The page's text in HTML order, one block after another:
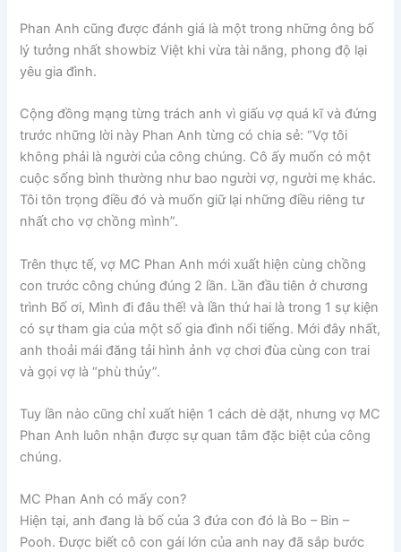
Phan Anh cũng được đánh giá là một trong những ông bố
lý tưởng nhất showbiz Việt khi vừa tài năng, phong độ lại
yêu gia đình.
Cộng đồng mạng từng trách anh vì giấu vợ quá kĩ và đứng
trước những lời này Phan Anh từng có chia sẻ: “Vợ tôi
không phải là người của công chúng. Cô ấy muốn có một
cuộc sống bình thường như bao người vợ, người mẹ khác.
Tôi tôn trọng điều đó và muốn giữ lại những điều riêng tư
nhất cho vợ chồng mình”.
Trên thực tế, vợ MC Phan Anh mới xuất hiện cùng chồng
con trước công chúng đúng 2 lần. Lần đầu tiên ở chương
trình Bố ơi, Mình đi đâu thế! và lần thứ hai là trong 1 sự kiện
có sự tham gia của một số gia đình nổi tiếng. Mới đây nhất,
anh thoải mái đăng tải hình ảnh vợ chơi đùa cùng con trai
và gọi vợ là “phù thủy”.
Tuy lần nào cũng chỉ xuất hiện 1 cách dè dặt, nhưng vợ MC
Phan Anh luôn nhận được sự quan tâm đặc biệt của công
chúng.
MC Phan Anh có mấy con?
Hiện tại, anh đang là bố của 3 đứa con đó là Bo – Bin –
Pooh. Được biết cô con gái lớn của anh nay đã sắp bước